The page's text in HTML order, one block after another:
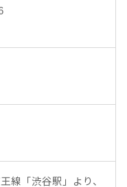
線「渋谷駅」より、